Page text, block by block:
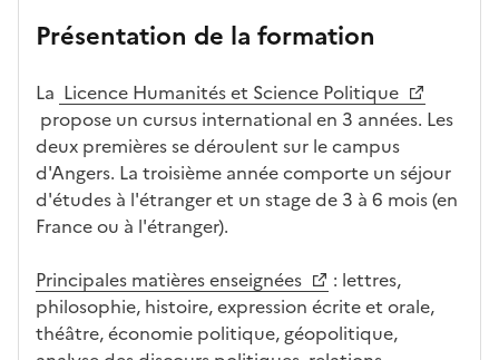
n
e
o
r
m
a
t
n
d
a
ses
act
éris
tiq
ues
par
ssemen
t
o
ali
té
s
d
e
n
di
d
s
ac
cè
s à
la
fo
on
re
dé
bo
uch
és
abl
em
ent
Présentation de la formation
La Licence Humanités et Science Politique
propose un cursus international en 3 années. Les
deux premières se déroulent sur le campus
d'Angers. La troisième année comporte un séjour
d'études à l'étranger et un stage de 3 à 6 mois (en
France ou à l'étranger).
Principales matières enseignées
: lettres,
philosophie, histoire, expression écrite et orale,
théâtre, économie politique, géopolitique,